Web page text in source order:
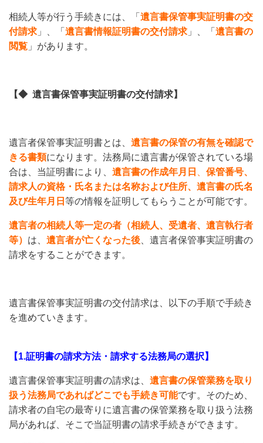
相続人等が行う手続きには、「 遺言書保管事実証明書の交
付請求 」、「 遺言書情報証明書の交付請求 」、「 遺言書の
閲覧 」があります。
【◆ 遺言書保管事実証明書の交付請求】
遺言者保管事実証明書とは、 遺言書の保管の有無を確認で
きる書類になります。法務局に遺言書が保管されている場
合は、当証明書により、 遺言書の作成年月日
保管番号、
請求人の資格・氏名または名称および住所、遺言書の氏名
及び生年月日 等の情報を証明してもらうことが可能です。
遺言者の相続人等一定の者（相続人、受遺者、遺言執行者
等） は、 遺言者が亡くなった後 、遺言者保管事実証明書の
請求をすることができます。
遺言書保管事実証明書の交付請求は、以下の手順で手続き
を進めていきます。
【1.証明書の請求方法・請求する法務局の選択】
遺言書保管事実証明書の請求は、 遺言書の保管業務を取り
扱う法務局であればどこでも手続き可能です。そのため、
請求者の自宅の最寄りに遺言書の保管業務を取り扱う法務
局があれば、そこで当証明書の請求手続きができます。